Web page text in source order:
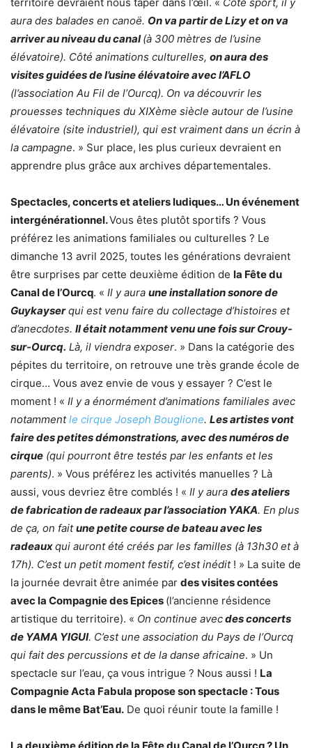
territoire devraient nous taper dans l’œil. « Côté sport, il y
aura des balades en canoë. On va partir de Lizy et on va
arriver au niveau du canal(à 300 mètres de l’usine
élévatoire). Côté animations culturelles, on aura des
visites guidées de l’usine élévatoire avec l’AFLO
(l’association Au Fil de l’Ourcq). On va découvrir les
prouesses techniques du XIXème siècle autour de l’usine
élévatoire (site industriel), qui est vraiment dans un écrin à
la campagne. » Sur place, les plus curieux devraient en
apprendre plus grâce aux archives départementales.
Spectacles, concerts et ateliers ludiques… Un événement
intergénérationnel.Vous êtes plutôt sportifs ? Vous
préférez les animations familiales ou culturelles ? Le
dimanche 13 avril 2025, toutes les générations devraient
être surprises par cette deuxième édition de la Fête du
Canal de l’Ourcq. « Il y aura une installation sonore de
Guykayserqui est venu faire du collectage d’histoires et
d’anecdotes. Il était notamment venu une fois sur Crouy-
sur-Ourcq. Là, il viendra exposer. » Dans la catégorie des
pépites du territoire, on retrouve une très grande école de
cirque… Vous avez envie de vous y essayer ? C’est le
moment ! « Il y a énormément d’animations familiales avec
notammentle cirque Joseph Bouglione. Les artistes vont
faire des petites démonstrations, avec des numéros de
cirque (qui pourront être testés par les enfants et les
parents). » Vous préférez les activités manuelles ? Là
aussi, vous devriez être comblés ! « Il y aura des ateliers
de fabrication de radeaux par l’association YAKA. En plus
de ça, on faitune petite course de bateau avec les
radeauxqui auront été créés par les familles (à 13h30 et à
17h). C’est un petit moment festif, c’est inédit! » La suite de
la journée devrait être animée par des visites contées
avec la Compagnie des Epices (l’ancienne résidence
artistique du territoire). « On continue avecdes concerts
de YAMA YIGUI. C’est une association du Pays de l’Ourcq
qui fait des percussions et de la danse africaine. » Un
spectacle sur l’eau, ça vous intrigue ? Nous aussi ! La
Compagnie Acta Fabula propose son spectacle : Tous
dans le même Bat’Eau. De quoi réunir toute la famille !